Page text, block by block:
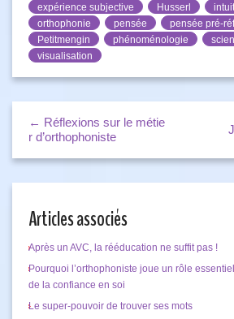
expérience subjective
Husserl
orthophonie
pensée
pensée pré-
Petitmengin
phénoménologie
visualisation
← Réflexions sur le métie
r d’orthophoniste
Articles associés
Après un AVC, la rééducation ne suffit pas !
Pourquoi l’orthophoniste joue un rôle
de la confiance en soi
Le super-pouvoir de trouver ses mots